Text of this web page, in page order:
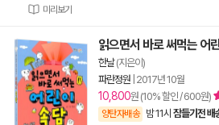
미리보기
읽으면서 바로 써먹는 어
한날(지은이)
파란정원 2017년 10월
10,800원 (10% 할인 / 600원)
양탄자배송 밤 11시 잠들기전 배